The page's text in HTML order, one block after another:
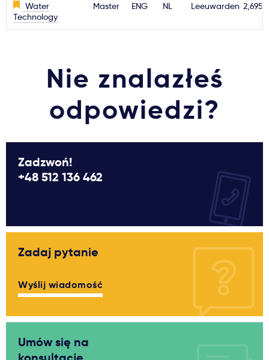
Water
Technology
Master ENG NL Leeuwarden 2,695€
Nie znalazłeś
odpowiedzi?
Zadzwoń!
+48 512 136 462
Zadaj pytanie
Wyślij wiadomość
Umów się na